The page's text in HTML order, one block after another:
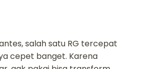
salah satu RG tercepat
cepet banget. Karena